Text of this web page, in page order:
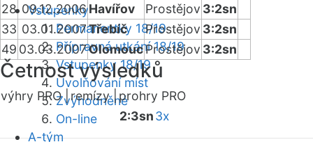
Vstupenky
Permanentky 18/19
Přípravná utkání 18/19
Vstupenky 18/19
Uvolňování míst
Zvýhodněné
On-line
A-tým
28 09.12.2006Havířov Prostějov 3:2sn
33 03.01.2007Třebíč Prostějov 3:2sn
49 03.03.2007OlomoucProstějov 3:2sn
Četnost výsledků
výhry PRO |remízy |prohry PRO
2:3sn3x